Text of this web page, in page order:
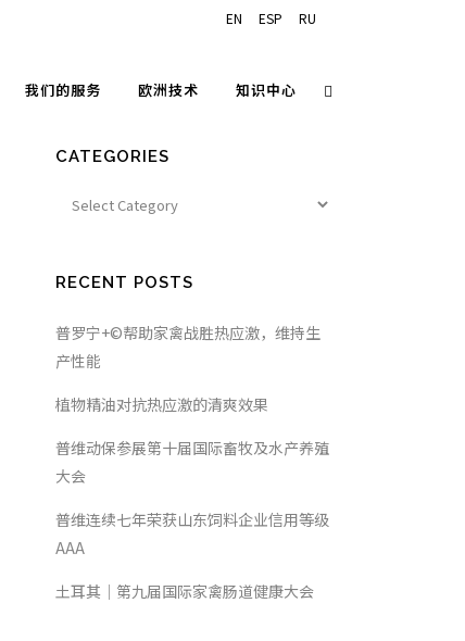
EN ESP RU
我们的服务 欧洲技术 知识中心
CATEGORIES
RECENT POSTS
普罗宁+©帮助家禽战胜热应激，维持生
产性能
植物精油对抗热应激的清爽效果
普维动保参展第十届国际畜牧及水产养殖
大会
普维连续七年荣获山东饲料企业信用等级
AAA
土耳其｜第九届国际家禽肠道健康大会